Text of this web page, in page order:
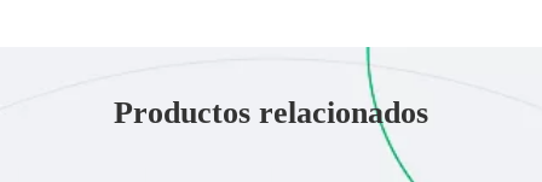
Productos relacionados